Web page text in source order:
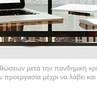
μετά την πανδημική
προεργασία μέχρι να λάβει